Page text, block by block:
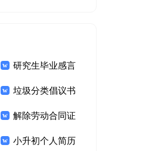
研究生毕业感言
垃圾分类倡议书
(汇编15篇)
解除劳动合同证
明15篇小升初个人简历